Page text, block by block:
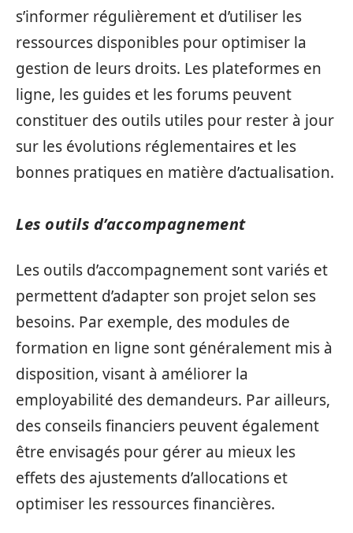
s’informer régulièrement et d’utiliser les
ressources disponibles pour optimiser la
gestion de leurs droits. Les plateformes en
ligne, les guides et les forums peuvent
constituer des outils utiles pour rester à jour
sur les évolutions réglementaires et les
bonnes pratiques en matière d’actualisation.
Les outils d’accompagnement
Les outils d’accompagnement sont variés et
permettent d’adapter son projet selon ses
besoins. Par exemple, des modules de
formation en ligne sont généralement mis à
disposition, visant à améliorer la
employabilité des demandeurs. Par ailleurs,
des conseils financiers peuvent également
être envisagés pour gérer au mieux les
effets des ajustements d’allocations et
optimiser les ressources financières.